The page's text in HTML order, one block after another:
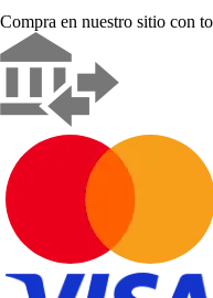
Compra en nuestro sitio con